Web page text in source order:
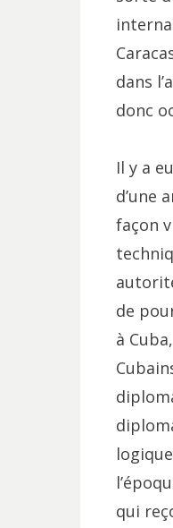
dans
donc
Il y a
d’une
façon
de
à
qui